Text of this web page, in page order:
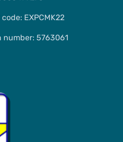
EXPCMK22
number: 5763061